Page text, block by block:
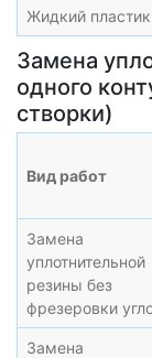
Жидкий пластик
Замена
одного
створки)
Вид работ
Замена
уплотнительной
резины без
фрезеровки
Замена